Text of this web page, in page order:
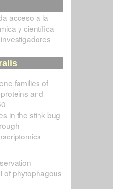
acceso a la
y científica
families of
and
in the stink bug
of phytophagous